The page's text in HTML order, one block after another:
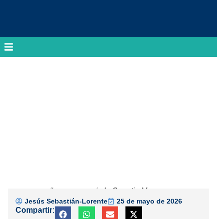
'Los usureros', de Quentin Massys
Jesús Sebastián-Lorente 25 de mayo de 2026
Compartir: